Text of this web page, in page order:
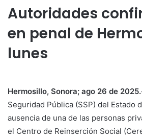
Autoridades
en penal de
lunes
Hermosillo, Sonora; ago 26 de
Seguridad Pública (SSP) del Estado
ausencia de una de las personas
el Centro de Reinserción Social